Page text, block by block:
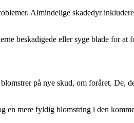
Almindelige skadedyr
beskadigede eller syge blade for at
på nye skud, om foråret. De,
en mere fyldig blomstring i den